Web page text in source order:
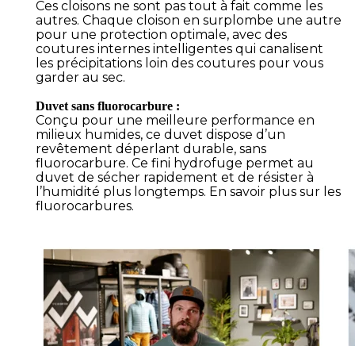
Ces cloisons ne sont pas tout à fait comme les
autres. Chaque cloison en surplombe une autre
pour une protection optimale, avec des
coutures internes intelligentes qui canalisent
les précipitations loin des coutures pour vous
garder au sec.
Duvet sans fluorocarbure :
Conçu pour une meilleure performance en
milieux humides, ce duvet dispose d’un
revêtement déperlant durable, sans
fluorocarbure. Ce fini hydrofuge permet au
duvet de sécher rapidement et de résister à
l’humidité plus longtemps. En savoir plus sur les
fluorocarbures.